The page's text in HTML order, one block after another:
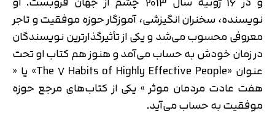
نویسنده، سخنران انگیزشی، آموزگار حوزه موفقیت و تاجر
معروفی محسوب می‌شد و یکی از تأثیرگذارترین نویسندگان
در زمان خودش به حساب می‌آمد و هنوز هم کتاب او تحت
عنوان «The 7 Habits of Highly Effective People» یا «
هفت عادت مردمان موثر » یکی از کتاب‌های مرجع حوزه
موفقیت به حساب می‌آید.